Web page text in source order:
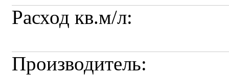
Расход кв.м/л:
Производитель: